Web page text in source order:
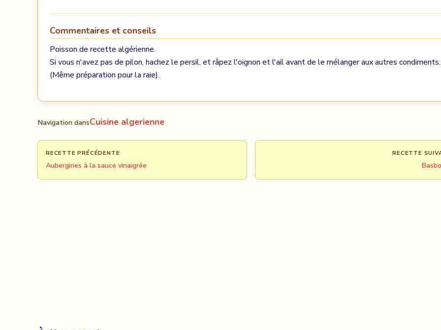
Commentaires et conseils
Poisson de recette algérienne.
Si vous n'avez pas de pilon, hachez le persil, et râpez l'oignon et l'ail avant de le mélanger aux autres condiments.
(Même préparation pour la raie).
Navigation dansCuisine algerienne
RECETTE PRÉCÉDENTE
Aubergines à la sauce vinaigrée
RECETTE